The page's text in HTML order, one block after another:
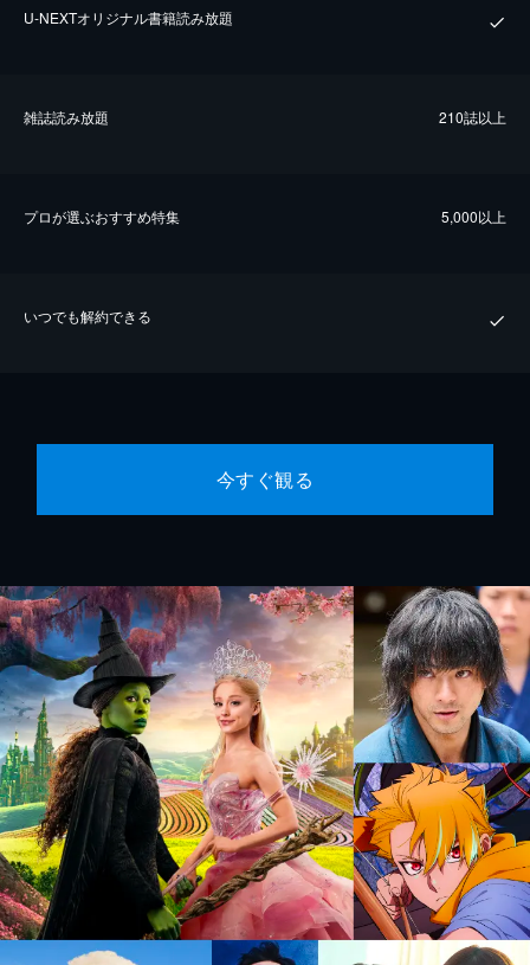
U-NEXTオリジナル書籍読み放題
雑誌読み放題 210誌以上
プロが選ぶおすすめ特集 5,000以上
いつでも解約できる
今すぐ観る